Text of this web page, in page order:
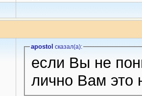
apostol сказал(a):
если Вы не
лично Вам это